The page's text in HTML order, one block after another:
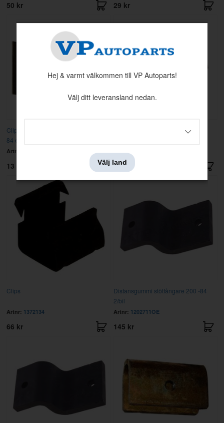
50 kr 29 kr
Clips stötfångare bak 200 75-84 (79-
84 endast 5d)
Artnr:
13 kr 35 kr
Clips
Artnr: 1372134
66 kr
Distansgummi stötfångare 200 -84
2/bil
Artnr: 1202711OE
145 kr
Hej & varmt välkommen till VP Autoparts!
Välj ditt leveransland nedan.
Välj land